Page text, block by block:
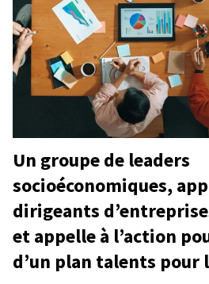
Un groupe de leaders
socioéconomiques,
dirigeants
et appelle à l’action
d’un plan talents pour